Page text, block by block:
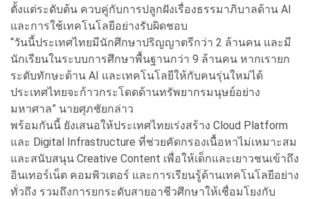
ตั้งแต่ระดับต้น ควบคู่กับการปลูกฝังเรื่องธรรมาภิบาลด้าน AI
และการใช้เทคโนโลยีอย่างรับผิดชอบ
“วันนี้ประเทศไทยมีนักศึกษาปริญญาตรีกว่า 2 ล้านคน และมี
นักเรียนในระบบการศึกษาพื้นฐานกว่า 9 ล้านคน หากเรายก
ระดับทักษะด้าน AI และเทคโนโลยีให้กับคนรุ่นใหม่ได้
ประเทศไทยจะก้าวกระโดดด้านทรัพยากรมนุษย์อย่าง
มหาศาล” นายศุภชัยกล่าว
พร้อมกันนี้ ยังเสนอให้ประเทศไทยเร่งสร้าง Cloud Platform
และ Digital Infrastructure ที่ช่วยคัดกรองเนื้อหาไม่เหมาะสม
และสนับสนุน Creative Content เพื่อให้เด็กและเยาวชนเข้าถึง
อินเทอร์เน็ต คอมพิวเตอร์ และการเรียนรู้ด้านเทคโนโลยีอย่าง
ทั่วถึง รวมถึงการยกระดับสายอาชีวศึกษาให้เชื่อมโยงกับ